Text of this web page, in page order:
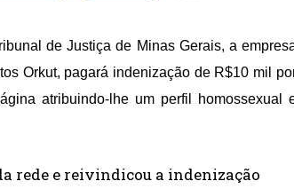
de Justiça de Minas Gerais, a
Orkut, pagará indenização de R$10 mil
atribuindo-lhe um perfil homossexual
rede e reivindicou a indenização